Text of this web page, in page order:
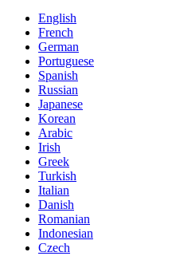
English
French
German
Portuguese
Spanish
Russian
Japanese
Korean
Arabic
Irish
Greek
Turkish
Italian
Danish
Romanian
Indonesian
Czech